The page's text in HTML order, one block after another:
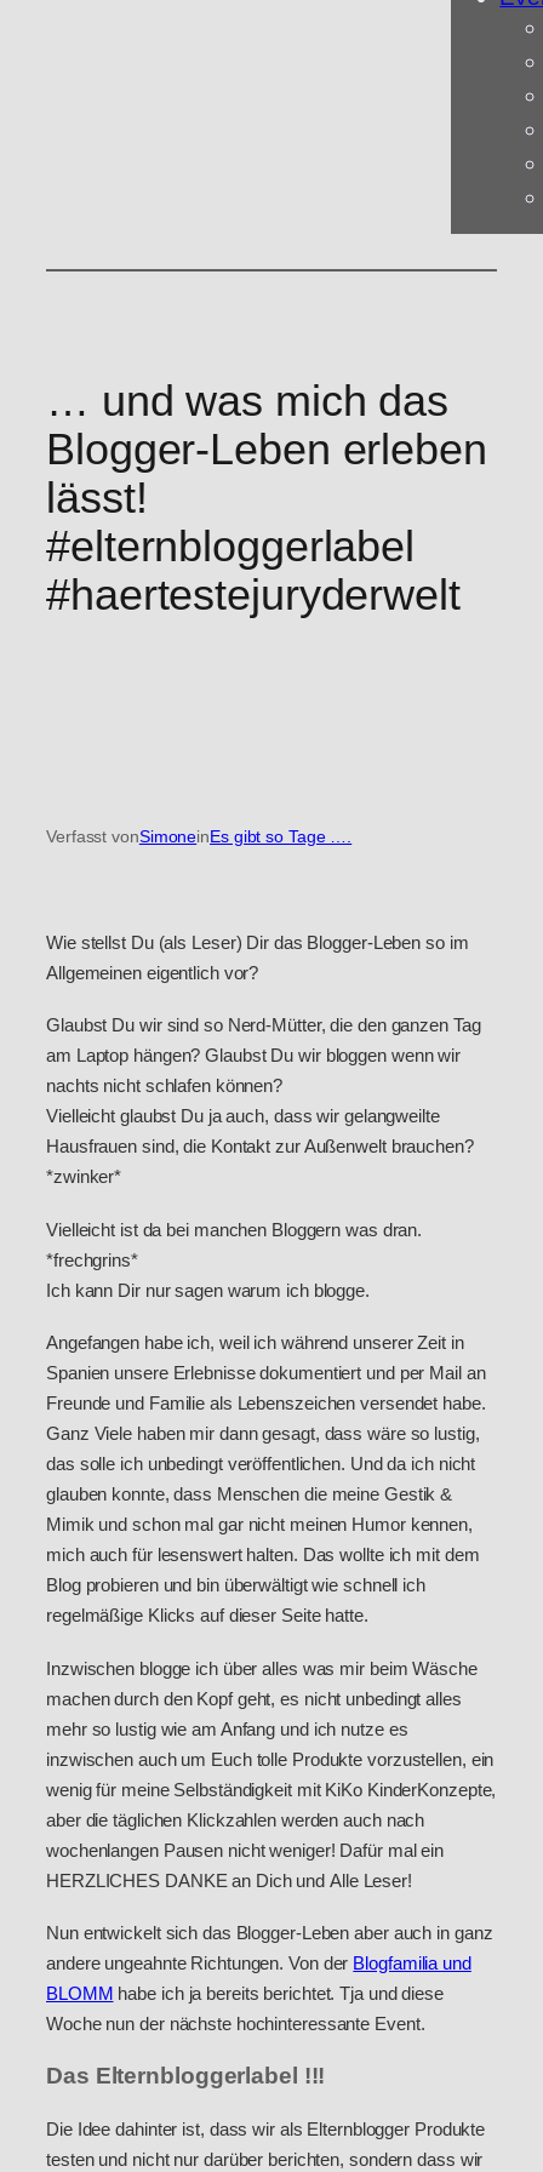
… und was mich das
Blogger-Leben erleben
lässt!
#elternbloggerlabel
#haertestejuryderwelt
Verfasst vonSimoneinEs gibt so Tage ….
Wie stellst Du (als Leser) Dir das Blogger-Leben so im
Allgemeinen eigentlich vor?
Glaubst Du wir sind so Nerd-Mütter, die den ganzen Tag
am Laptop hängen? Glaubst Du wir bloggen wenn wir
nachts nicht schlafen können?
Vielleicht glaubst Du ja auch, dass wir gelangweilte
Hausfrauen sind, die Kontakt zur Außenwelt brauchen?
*zwinker*
Vielleicht ist da bei manchen Bloggern was dran.
*frechgrins*
Ich kann Dir nur sagen warum ich blogge.
Angefangen habe ich, weil ich während unserer Zeit in
Spanien unsere Erlebnisse dokumentiert und per Mail an
Freunde und Familie als Lebenszeichen versendet habe.
Ganz Viele haben mir dann gesagt, dass wäre so lustig,
das solle ich unbedingt veröffentlichen. Und da ich nicht
glauben konnte, dass Menschen die meine Gestik &
Mimik und schon mal gar nicht meinen Humor kennen,
mich auch für lesenswert halten. Das wollte ich mit dem
Blog probieren und bin überwältigt wie schnell ich
regelmäßige Klicks auf dieser Seite hatte.
Inzwischen blogge ich über alles was mir beim Wäsche
machen durch den Kopf geht, es nicht unbedingt alles
mehr so lustig wie am Anfang und ich nutze es
inzwischen auch um Euch tolle Produkte vorzustellen, ein
wenig für meine Selbständigkeit mit KiKo KinderKonzepte,
aber die täglichen Klickzahlen werden auch nach
wochenlangen Pausen nicht weniger! Dafür mal ein
HERZLICHES DANKE an Dich und Alle Leser!
Nun entwickelt sich das Blogger-Leben aber auch in ganz
andere ungeahnte Richtungen. Von der Blogfamilia und
BLOMM habe ich ja bereits berichtet. Tja und diese
Woche nun der nächste hochinteressante Event.
Das Elternbloggerlabel !!!
Die Idee dahinter ist, dass wir als Elternblogger Produkte
testen und nicht nur darüber berichten, sondern dass wir